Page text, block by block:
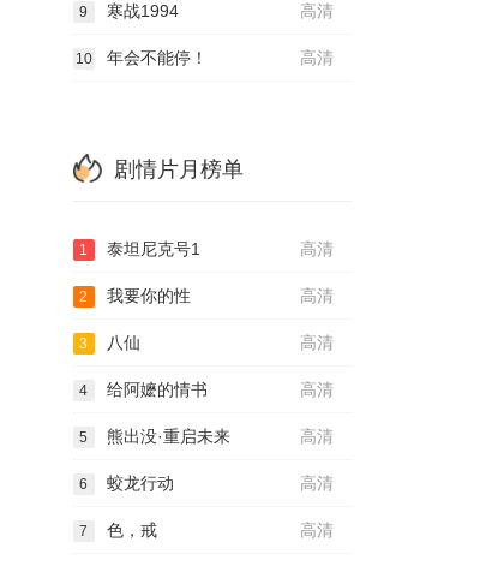
高清
9 寒战1994
高清
10 年会不能停！
剧情片月榜单
高清
1 泰坦尼克号1
高清
2 我要你的性
高清
3 八仙
高清
4 给阿嬷的情书
高清
5 熊出没·重启未来
高清
6 蛟龙行动
高清
7 色，戒